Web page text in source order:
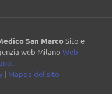
San MarcoSito e
web Milano Web
| Mappa del sito